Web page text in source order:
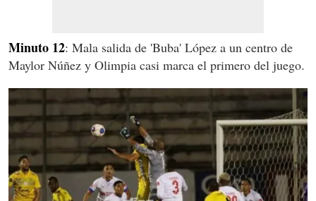
Minuto 12: Mala salida de 'Buba' López a un centro de
Maylor Núñez y Olimpia casi marca el primero del juego.